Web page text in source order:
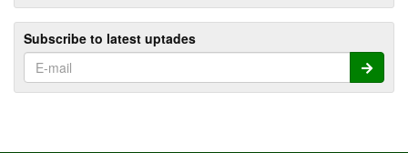
Subscribe to latest uptades